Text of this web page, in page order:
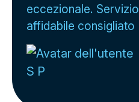
eccezionale. Servizio
affidabile consigliato
S P